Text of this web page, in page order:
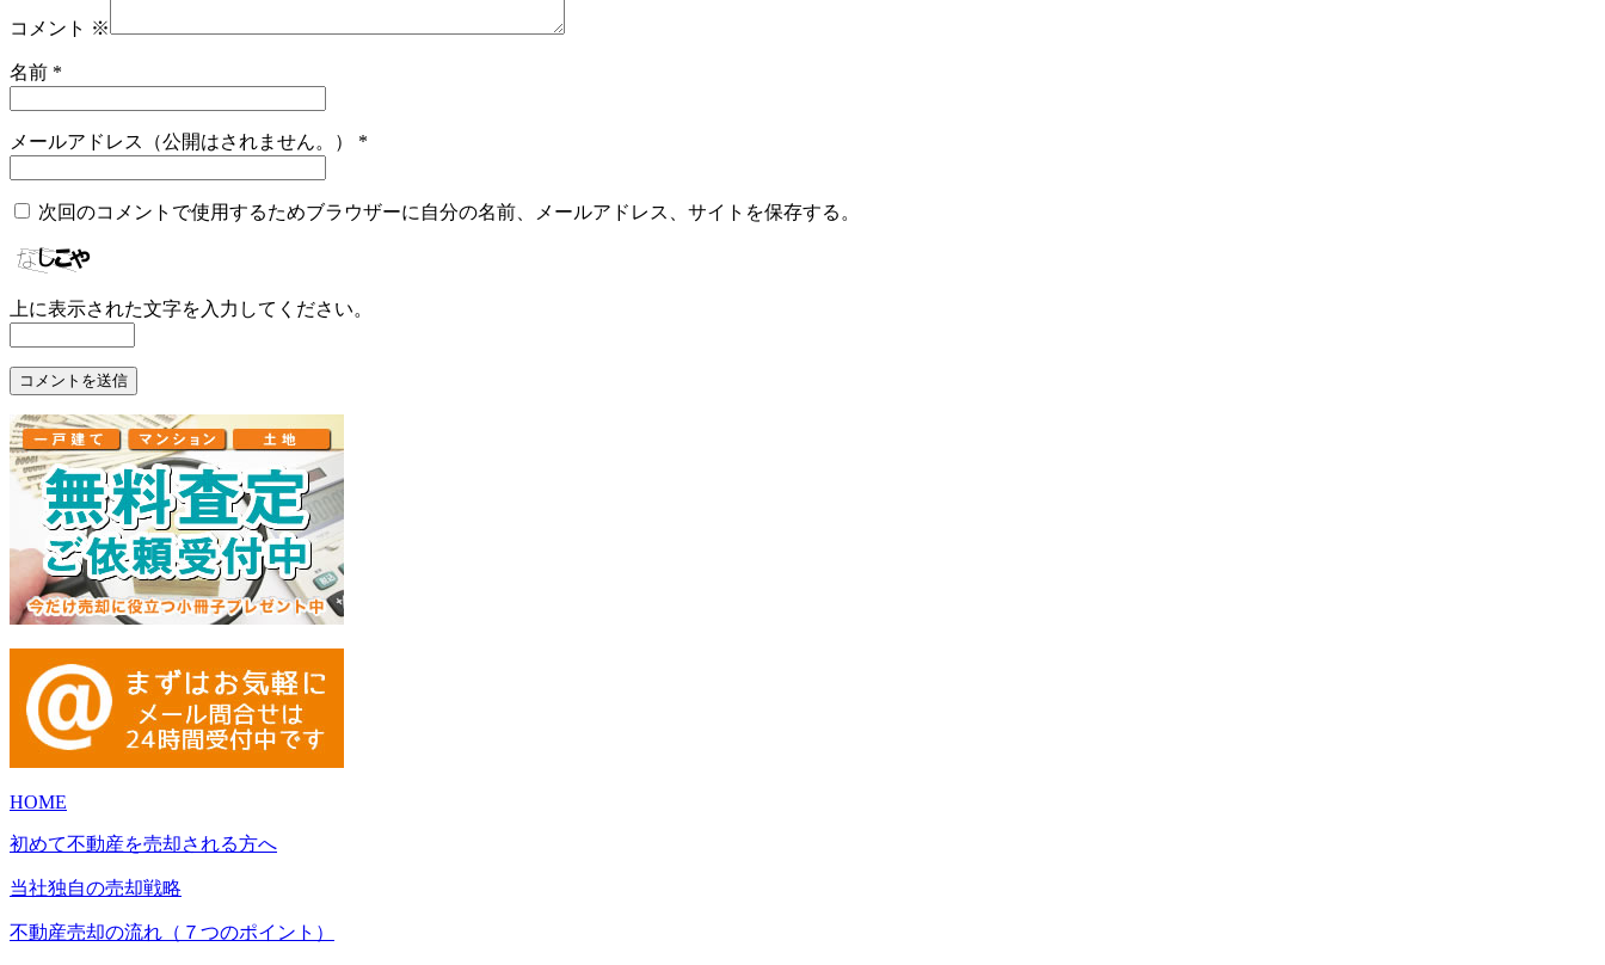
コメント ※
名前 *
メールアドレス（公開はされません。） *
次回のコメントで使用するためブラウザーに自分の名前、メールアドレス、サイトを保存する。
上に表示された文字を入力してください。
HOME
初めて不動産を売却される方へ
当社独自の売却戦略
不動産売却の流れ（７つのポイント）